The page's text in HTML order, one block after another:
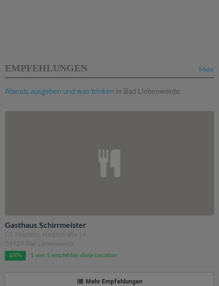
Mehr
EMPFEHLUNGEN
Abends ausgehen und was trinken in Bad Liebenwerda:
Gasthaus Schirrmeister
OT Möglenz, Hauptstraße 14
04924 Bad Liebenwerda
100% 1 von 1 empfehlen diese Location
Mehr Empfehlungen